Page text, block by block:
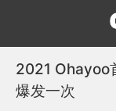
2021 Ohayoo
爆发一次